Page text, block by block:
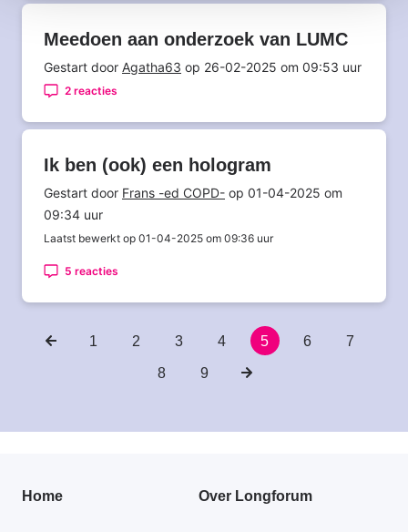
Meedoen aan onderzoek van LUMC
Gestart door Agatha63 op 26-02-2025 om 09:53 uur
2 reacties
Ik ben (ook) een hologram
Gestart door Frans -ed COPD- op 01-04-2025 om
09:34 uur
Laatst bewerkt op 01-04-2025 om 09:36 uur
5 reacties
VorigePagina
1 Pagina
2 Pagina
3 Pagina
4
Huidige
5 Pagina
6 Pagina
7
Pagina
8 Pagina
9
Volgende
Primair
Home Over Longforum